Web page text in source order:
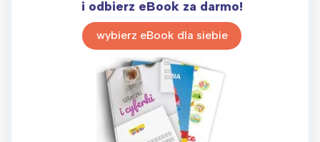
i odbierz eBook za darmo!
wybierz eBook dla siebie